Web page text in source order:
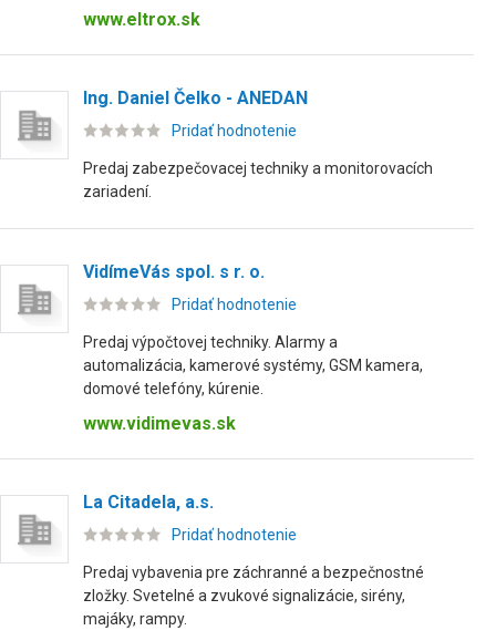
www.eltrox.sk
Ing. Daniel Čelko - ANEDAN
Pridať hodnotenie
Predaj zabezpečovacej techniky a monitorovacích
zariadení.
VidímeVás spol. s r. o.
Pridať hodnotenie
Predaj výpočtovej techniky. Alarmy a
automalizácia, kamerové systémy, GSM kamera,
domové telefóny, kúrenie.
www.vidimevas.sk
La Citadela, a.s.
Pridať hodnotenie
Predaj vybavenia pre záchranné a bezpečnostné
zložky. Svetelné a zvukové signalizácie, sirény,
majáky, rampy.